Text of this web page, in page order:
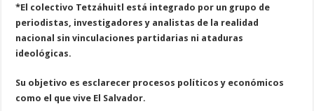
*El colectivo Tetzáhuitl está integrado por un grupo de
periodistas, investigadores y analistas de la realidad
nacional sin vinculaciones partidarias ni ataduras
ideológicas.
Su objetivo es esclarecer procesos políticos y económicos
como el que vive El Salvador.